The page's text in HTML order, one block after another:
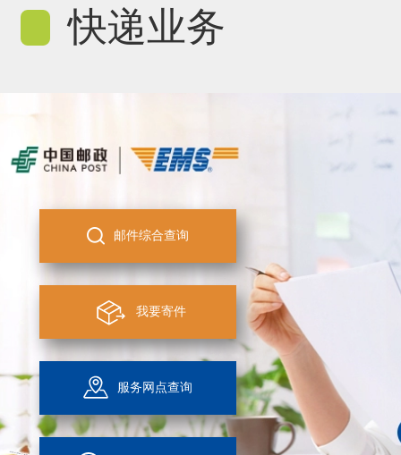
快递业务
邮件综合查询
我要寄件
服务网点查询